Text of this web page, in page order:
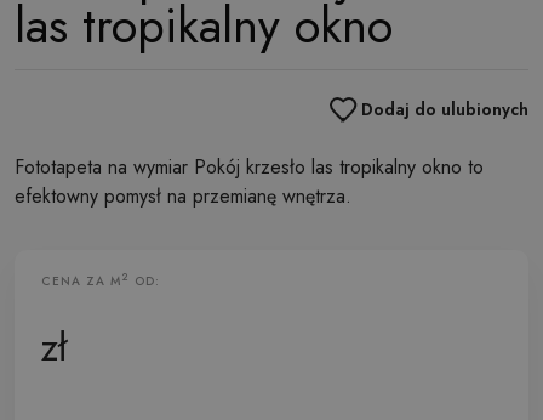
las tropikalny okno
Dodaj do ulubionych
Fototapeta na wymiar Pokój krzesło las tropikalny okno to
efektowny pomysł na przemianę wnętrza.
CENA ZA M2 OD:
zł